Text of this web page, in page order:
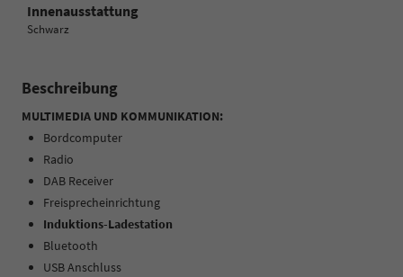
Innenausstattung
Schwarz
Beschreibung
MULTIMEDIA UND KOMMUNIKATION:
Bordcomputer
Radio
DAB Receiver
Freisprecheinrichtung
Induktions-Ladestation
Bluetooth
USB Anschluss